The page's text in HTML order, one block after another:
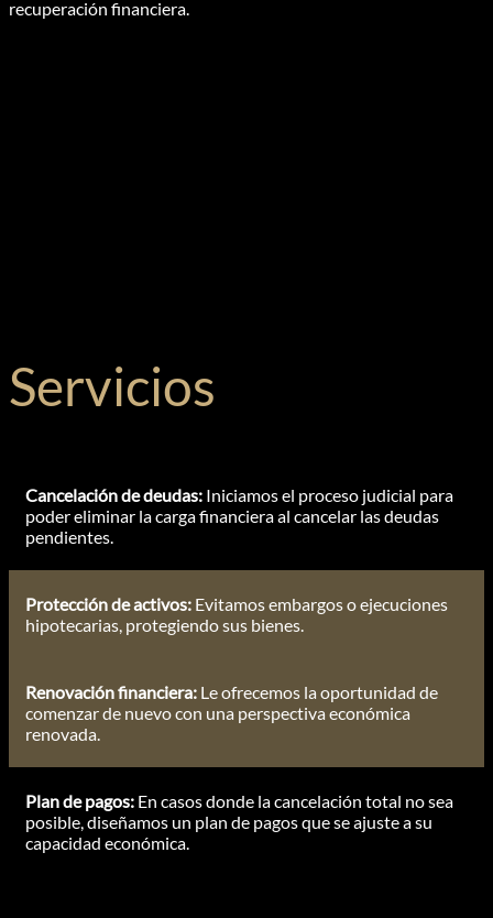
recuperación financiera.
Servicios
Cancelación de deudas: Iniciamos el proceso judicial para
poder eliminar la carga financiera al cancelar las deudas
pendientes.
Protección de activos: Evitamos embargos o ejecuciones
hipotecarias, protegiendo sus bienes.
Renovación financiera: Le ofrecemos la oportunidad de
comenzar de nuevo con una perspectiva económica
renovada.
Plan de pagos: En casos donde la cancelación total no sea
posible, diseñamos un plan de pagos que se ajuste a su
capacidad económica.